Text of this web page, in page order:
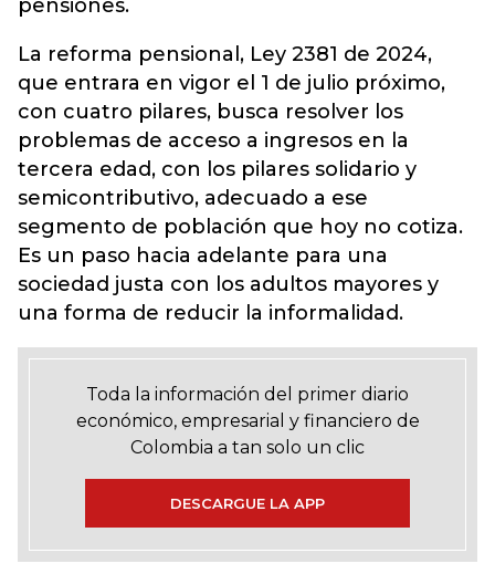
pensiones.
La reforma pensional, Ley 2381 de 2024,
que entrara en vigor el 1 de julio próximo,
con cuatro pilares, busca resolver los
problemas de acceso a ingresos en la
tercera edad, con los pilares solidario y
semicontributivo, adecuado a ese
segmento de población que hoy no cotiza.
Es un paso hacia adelante para una
sociedad justa con los adultos mayores y
una forma de reducir la informalidad.
Toda la información del primer diario
económico, empresarial y financiero de
Colombia a tan solo un clic
DESCARGUE LA APP